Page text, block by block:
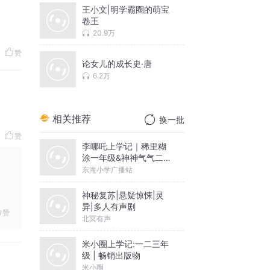
赞
赞
赞
王小文|明学霸圈的萌宝
卷王
20.9万
论女儿的成长史·唐
6.2万
相关推荐 换一批
李哪吒上学记｜稀里糊
涂一年级&神神气气二年
级
东海小学广播站
神秘复苏|悬疑惊悚|灵
异|多人有声剧
北冥有声
米小圈上学记:一二三年
级 | 畅销出版物
米小圈